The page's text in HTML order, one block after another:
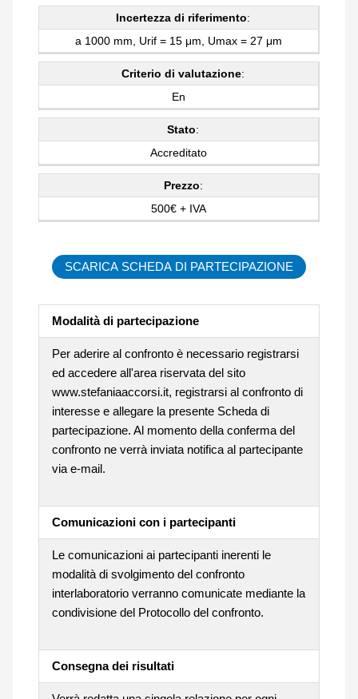
Incertezza di riferimento:
a 1000 mm, Urif = 15 μm, Umax = 27 μm
Criterio di valutazione:
En
Stato:
Accreditato
Prezzo:
500€ + IVA
SCARICA SCHEDA DI PARTECIPAZIONE
Modalità di partecipazione
Per aderire al confronto è necessario registrarsi
ed accedere all'area riservata del sito
www.stefaniaaccorsi.it, registrarsi al confronto di
interesse e allegare la presente Scheda di
partecipazione. Al momento della conferma del
confronto ne verrà inviata notifica al partecipante
via e-mail.
Comunicazioni con i partecipanti
Le comunicazioni ai partecipanti inerenti le
modalità di svolgimento del confronto
interlaboratorio verranno comunicate mediante la
condivisione del Protocollo del confronto.
Consegna dei risultati